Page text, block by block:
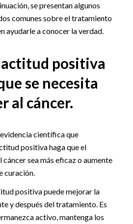
se presentan algunos
comunes sobre el tratamiento
ayudarle a conocer la verdad.
positiva
se necesita
al cáncer.
científica que
positiva haga que el
sea más eficaz o aumente
curación.
positiva puede mejorar la
y después del tratamiento. Es
activo, mantenga los